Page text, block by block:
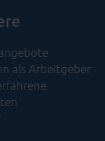
als Arbeitgeber